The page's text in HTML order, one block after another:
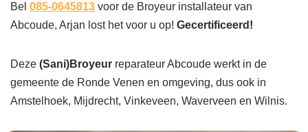
Bel 085-0645813 voor de Broyeur installateur van
Abcoude, Arjan lost het voor u op! Gecertificeerd!
Deze (Sani)Broyeur reparateur Abcoude werkt in de
gemeente de Ronde Venen en omgeving, dus ook in
Amstelhoek, Mijdrecht, Vinkeveen, Waverveen en Wilnis.